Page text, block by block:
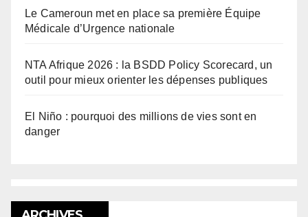
Le Cameroun met en place sa première Équipe
Médicale d’Urgence nationale
NTA Afrique 2026 : la BSDD Policy Scorecard, un
outil pour mieux orienter les dépenses publiques
El Niño : pourquoi des millions de vies sont en
danger